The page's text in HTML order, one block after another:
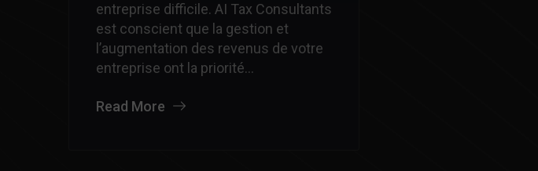
entreprise difficile. AI Tax Consultants
est conscient que la gestion et
l’augmentation des revenus de votre
entreprise ont la priorité…
Read More